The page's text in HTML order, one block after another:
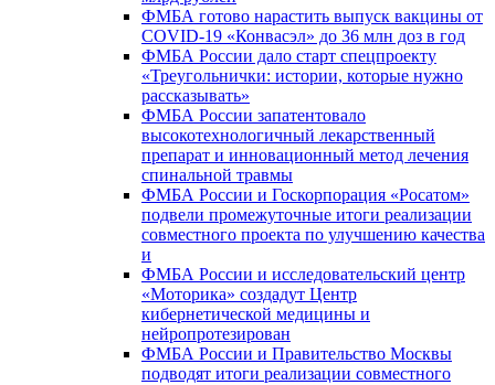
ФМБА готово нарастить выпуск вакцины от
COVID-19 «Конвасэл» до 36 млн доз в год
ФМБА России дало старт спецпроекту
«Треугольнички: истории, которые нужно
рассказывать»
ФМБА России запатентовало
высокотехнологичный лекарственный
препарат и инновационный метод лечения
спинальной травмы
ФМБА России и Госкорпорация «Росатом»
подвели промежуточные итоги реализации
совместного проекта по улучшению качества
и
ФМБА России и исследовательский центр
«Моторика» создадут Центр
кибернетической медицины и
нейропротезирован
ФМБА России и Правительство Москвы
подводят итоги реализации совместного